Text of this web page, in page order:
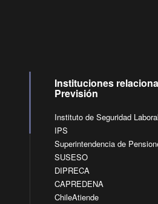
Instituciones
Previsión
Instituto de Seguridad Laboral
IPS
Superintendencia de
SUSESO
DIPRECA
CAPREDENA
ChileAtiende